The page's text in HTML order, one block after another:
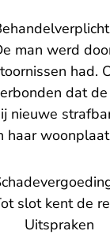
man werd
had.
dat
nieuwe
haar
slot kent de
Uitspraken